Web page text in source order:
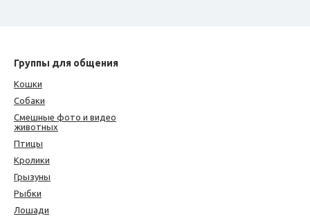
Группы для общения
Кошки
Собаки
Смешные фото и видео
животных
Птицы
Кролики
Грызуны
Рыбки
Лошади